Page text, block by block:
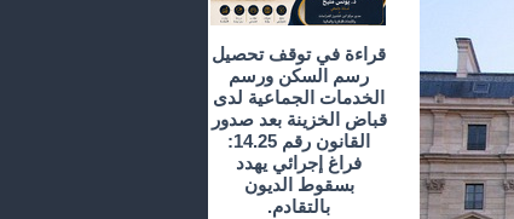
قراءة في توقف تحصيل
رسم السكن ورسم
الخدمات الجماعية لدى
قباض الخزينة بعد صدور
القانون رقم 14.25:
فراغ إجرائي يهدد
بسقوط الديون
بالتقادم.